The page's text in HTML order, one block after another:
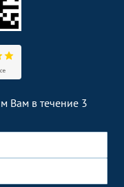
Вам в течение 3